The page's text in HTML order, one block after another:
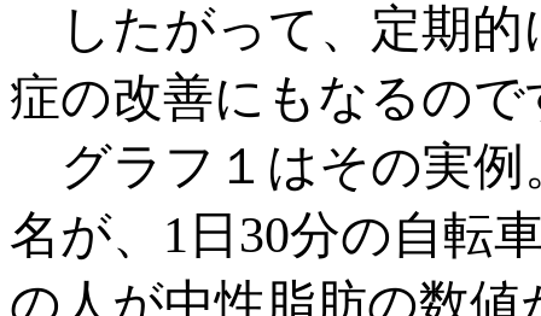
したがって、定期的
症の改善にもなるので
グラフ１はその実例
名が、1日30分の自転
の人が中性脂肪の数